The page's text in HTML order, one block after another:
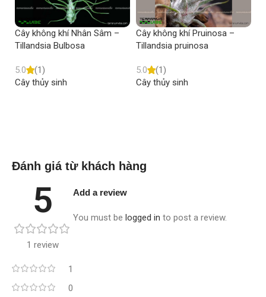
Cây không khí Nhân Sâm –
Tillandsia Bulbosa
5.0
(1)
Cây thủy sinh
Cây không khí Pruinosa –
Tillandsia pruinosa
5.0
(1)
Cây thủy sinh
Đánh giá từ khách hàng
5
1 review
1
0
Add a review
You must be logged in to post a review.